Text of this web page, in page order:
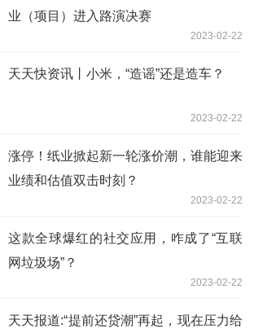
业（项目）进入路演决赛
2023-02-22
天天快资讯丨小米，“造谣”还是造车？
2023-02-22
涨停！纸业掀起新一轮涨价潮，谁能迎来
业绩和估值双击时刻？
2023-02-22
这款全球爆红的社交应用，咋成了“互联
网垃圾场”？
2023-02-22
天天报道:“提前还贷潮”再起，现在压力给